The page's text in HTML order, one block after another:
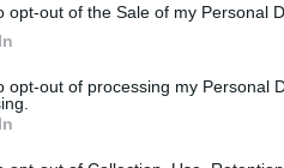
opt-out of the Sale of my Personal
opt-out of processing my Personal
kampányról, de annyit
a lezárás érzetével, mint
félbehagyta
kapunk, amelyben a
helyet kap. A Diablo